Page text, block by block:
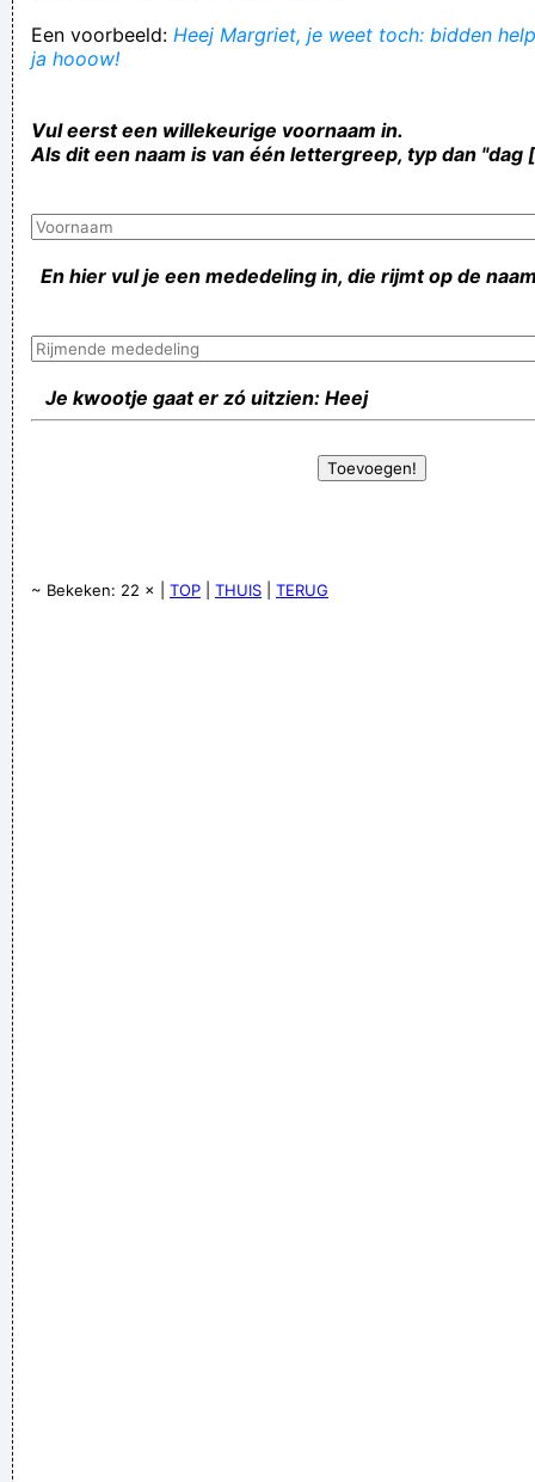
Een voorbeeld: Heej Margriet, je weet toch: bidden
ja hooow!
Vul eerst een willekeurige voornaam in.
Als dit een naam is van één lettergreep, typ dan "dag
En hier vul je een mededeling in, die rijmt op de
Je kwootje gaat er zó uitzien: Heej
~ Bekeken: 22 × | TOP THUIS TERUG